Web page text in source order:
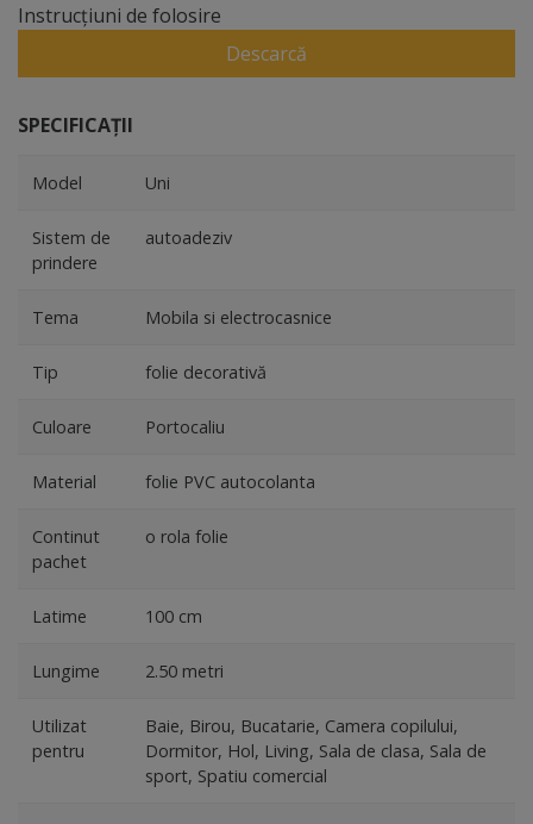
Instrucțiuni de folosire
Descarcă
SPECIFICAȚII
Model Uni
Sistem de
prindere
autoadeziv
Tema Mobila si electrocasnice
Tip folie decorativă
Culoare Portocaliu
Material folie PVC autocolanta
Continut
pachet
o rola folie
Latime 100 cm
Lungime 2.50 metri
Utilizat
pentru
Baie, Birou, Bucatarie, Camera copilului,
Dormitor, Hol, Living, Sala de clasa, Sala de
sport, Spatiu comercial